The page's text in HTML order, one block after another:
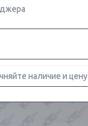
наличие и цену